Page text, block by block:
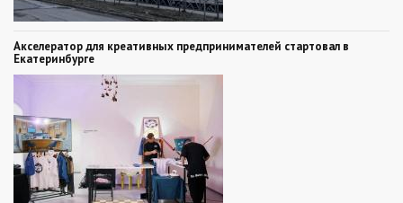
Акселератор для креативных предпринимателей стартовал в
Екатеринбурге